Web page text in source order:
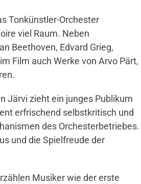
Tonkünstler-Orchester
viel Raum. Neben
Beethoven, Edvard Grieg,
Film auch Werke von Arvo Pärt,
Järvi zieht ein junges Publikum
erfrischend selbstkritisch und
des Orchesterbetriebes.
und die Spielfreude der
Musiker wie der erste